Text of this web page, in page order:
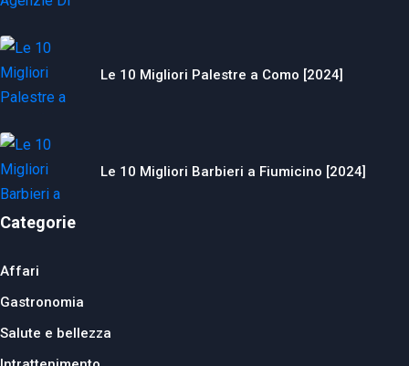
Le 10 Migliori Palestre a Como [2024]
Le 10 Migliori Barbieri a Fiumicino [2024]
Categorie
Affari
Gastronomia
Salute e bellezza